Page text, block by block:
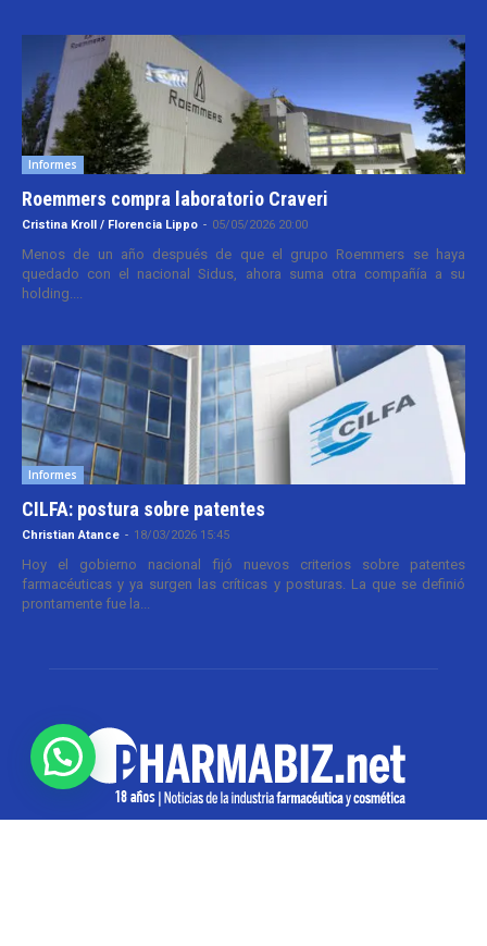
Informes
Roemmers compra laboratorio Craveri
Cristina Kroll / Florencia Lippo - 05/05/2026 20:00
Menos de un año después de que el grupo Roemmers se haya
quedado con el nacional Sidus, ahora suma otra compañía a su
holding....
Informes
CILFA: postura sobre patentes
Christian Atance - 18/03/2026 15:45
Hoy el gobierno nacional fijó nuevos criterios sobre patentes
farmacéuticas y ya surgen las críticas y posturas. La que se definió
prontamente fue la...